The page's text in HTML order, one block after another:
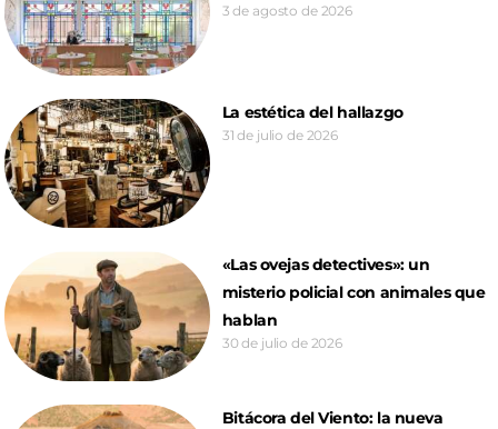
3 de agosto de 2026
La estética del hallazgo
31 de julio de 2026
«Las ovejas detectives»: un
misterio policial con animales que
hablan
30 de julio de 2026
Bitácora del Viento: la nueva